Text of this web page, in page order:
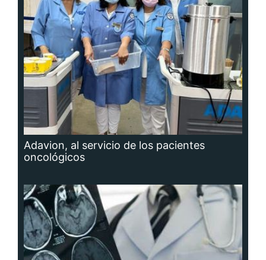
Adavion, al servicio de los pacientes
oncológicos